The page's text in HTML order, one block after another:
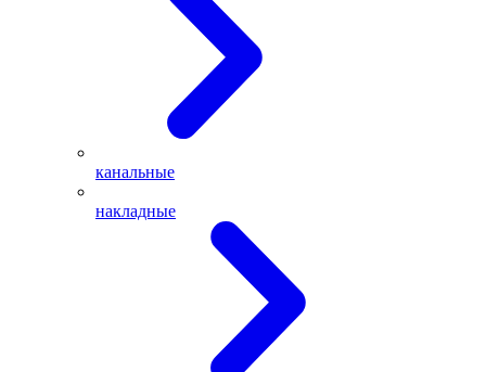
канальные
накладные